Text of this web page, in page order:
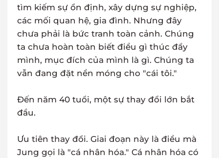
tìm kiếm sự ổn định, xây dựng sự nghiệp,
các mối quan hệ, gia đình. Nhưng đây
chưa phải là bức tranh toàn cảnh. Chúng
ta chưa hoàn toàn biết điều gì thúc đẩy
mình, mục đích của mình là gì. Chúng ta
vẫn đang đặt nền móng cho "cái tôi."
Đến năm 40 tuổi, một sự thay đổi lớn bắt
đầu.
Ưu tiên thay đổi. Giai đoạn này là điều mà
Jung gọi là "cá nhân hóa." Cá nhân hóa có